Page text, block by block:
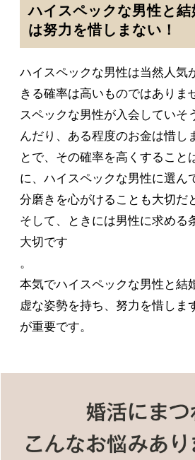
ハイスペックな男性と
は努力を惜しまない！
ハイスペックな男性は当然人気
きる確率は高いものではありま
スペックな男性が入会していそ
んだり、ある程度のお金は惜し
とで、その確率を高くすること
に、ハイスペックな男性に選ん
分磨きを心がけることも大切だ
そして、ときには男性に求める
大切です
。
本気でハイスペックな男性と結
虚な姿勢を持ち、努力を惜しま
が重要です。